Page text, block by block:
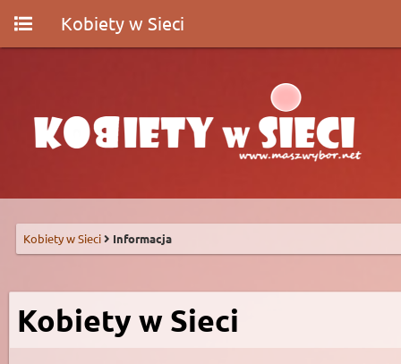
Kobiety w Sieci
Kobiety w Sieci Informacja
Kobiety w Sieci